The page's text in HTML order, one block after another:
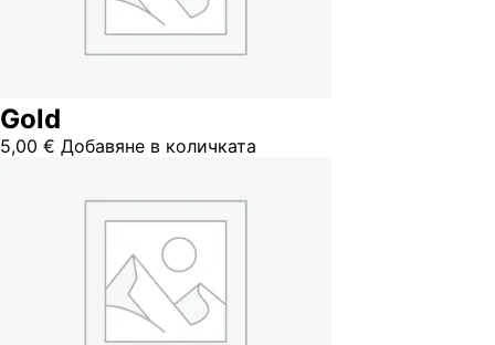
Gold
5,00 € Добавяне в количката